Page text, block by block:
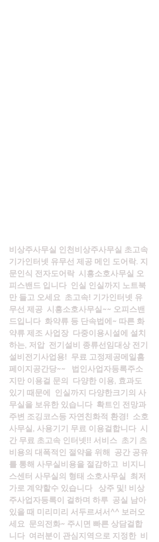
비상주사무실 인천비상주사무실 초고속
기가인터넷 유무선 제공 메인 도어락. 지
문인식 전자도어락  시흥소호사무실 오
피스밴드 입니다  인실 인실까지 노트북
만 들고 오세요  초고속! 기가인터넷 유
무선 제공  시흥소호사무실~~ 오피스밴
드입니다  화약류 등 단속법에~ 따른 화
약류 제조 사업장  다중이용시설에 설치
하는, 저압  전기설비 종류선임대상 전기
설비전기사업용!  무료 고정제공메일홈
페이지공간당~~   법인사업자등록주소
지만 이용걸 문의  다양한 이용, 효과도
있기 때문에  인실까지 다양한크기의 사
무실을 보유한 있습니다  확트인 전망과
주변 조깅코스등 자연친화적 환경!  소호
사무실, 사용기기 무료 이용걸합니다  시
간 무료 초고속 인터넷!! 서비스  초기 츠
비용의 대폭적인 절약을 위해  공간 공유
를 통해 사무실비용을 절감하고  비지니
스센터 사무실의 형태 소호사무실  최저
가로 계약할수 있습니다   상주 및! 비상
주사업자등록이 걸하며 하루  공실 남아
있을 때 미리미리 서두르셔서^^ 보러오
세요  문의전화~ 주시면 빠른 상담걸합
니다  여러분이 관심지역으로 지정한  비